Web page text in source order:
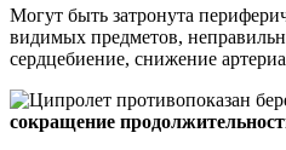
Могут быть затронута
видимых предметов,
сердцебиение, снижение
сокращение